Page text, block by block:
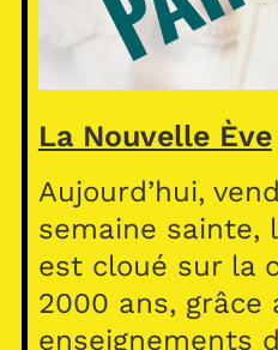
La Nouvelle Ève
Aujourd’hui,
semaine sainte,
est cloué sur la
2000 ans, grâce
enseignements